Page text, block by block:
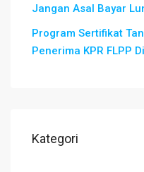
Jangan Asal Bayar
Program Sertifikat
Penerima KPR FLPP
Kategori